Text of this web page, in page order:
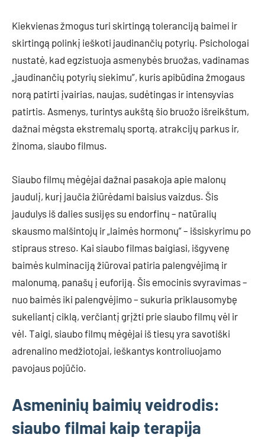
Kiekvienas žmogus turi skirtingą toleranciją baimei ir
skirtingą polinkį ieškoti jaudinančių potyrių. Psichologai
nustatė, kad egzistuoja asmenybės bruožas, vadinamas
„jaudinančių potyrių siekimu”, kuris apibūdina žmogaus
norą patirti įvairias, naujas, sudėtingas ir intensyvias
patirtis. Asmenys, turintys aukštą šio bruožo išreikštum,
dažnai mėgsta ekstremalų sportą, atrakcijų parkus ir,
žinoma, siaubo filmus.
Siaubo filmų mėgėjai dažnai pasakoja apie malonų
jaudulį, kurį jaučia žiūrėdami baisius vaizdus. Šis
jaudulys iš dalies susijęs su endorfinų – natūralių
skausmo malšintojų ir „laimės hormonų” – išsiskyrimu po
stipraus streso. Kai siaubo filmas baigiasi, išgyvenę
baimės kulminaciją žiūrovai patiria palengvėjimą ir
malonumą, panašų į euforiją. Šis emocinis svyravimas –
nuo baimės iki palengvėjimo – sukuria priklausomybę
sukeliantį ciklą, verčiantį grįžti prie siaubo filmų vėl ir
vėl. Taigi, siaubo filmų mėgėjai iš tiesų yra savotiški
adrenalino medžiotojai, ieškantys kontroliuojamo
pavojaus pojūčio.
Asmeninių baimių veidrodis:
siaubo filmai kaip terapija